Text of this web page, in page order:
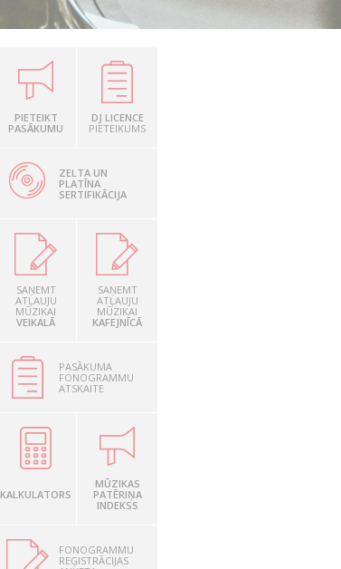
PIETEIKT
PASĀKUMU
DJ LICENCE
PIETEIKUMS
ZELTA UN
PLATĪNA
SERTIFIKĀCIJA
SAŅEMT
ATĻAUJU
MŪZIKAI
VEIKALĀ
SAŅEMT
ATĻAUJU
MŪZIKAI
KAFEJNĪCĀ
PASĀKUMA
FONOGRAMMU
ATSKAITE
KALKULATORS
MŪZIKAS
PATĒRIŅA
INDEKSS
FONOGRAMMU
REĢISTRĀCIJAS